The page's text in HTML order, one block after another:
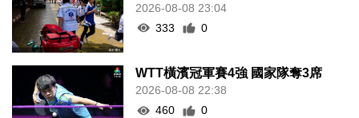
2026-08-08 23:04
333
0
WTT橫濱冠軍賽4強 國家隊奪3席
2026-08-08 22:38
460
0